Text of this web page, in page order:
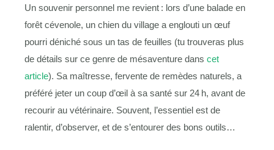
Un souvenir personnel me revient : lors d’une balade en
forêt cévenole, un chien du village a englouti un œuf
pourri déniché sous un tas de feuilles (tu trouveras plus
de détails sur ce genre de mésaventure dans cet
article). Sa maîtresse, fervente de remèdes naturels, a
préféré jeter un coup d’œil à sa santé sur 24 h, avant de
recourir au vétérinaire. Souvent, l’essentiel est de
ralentir, d’observer, et de s’entourer des bons outils…